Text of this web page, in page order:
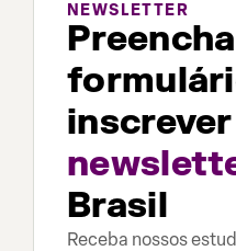
NEWSLETTER
Brasil
Receba nossos